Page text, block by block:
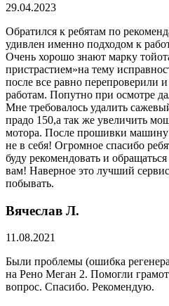
29.04.2023
Обратился к ребятам по
удивлен именно подходом к
Очень хорошо знают марку
пристрастием»на тему
после все равно перепроверили
работам. Попутно при осмотре
Мне требовалось удалить
прадо 150,а так же увеличить
мотора. После прошивки машину
не в себя! Огромное спасибо
буду рекомендовать и
вам! Наверное это лучший
побывать.
Вячеслав Л.
11.08.2021
Были проблемы (ошибка
на Рено Меган 2. Помогли
вопрос. Спасибо. Рекомендую.